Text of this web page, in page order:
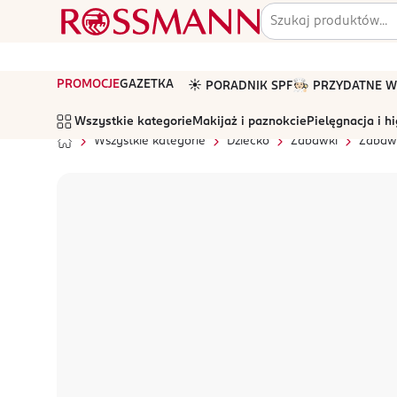
PROMOCJEGAZETKA ☀️ PORADNIK SPF🧑🏻‍🍳 PRZYDATNE
Wszystkie kategorie Makijaż i paznokcie Pielęgnacja i
Wszystkie kategorie
Dziecko Zabawki